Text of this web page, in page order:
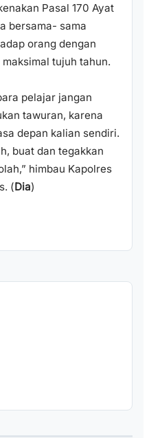
Pasal 170 Ayat
bersama- sama
orang dengan
tujuh tahun.
pelajar jangan
tawuran, karena
depan kalian sendiri.
buat dan tegakkan
himbau Kapolres
(Dia)